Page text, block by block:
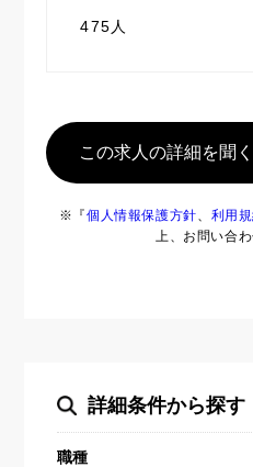
475人
この求人の詳細を聞く
※『個人情報保護方針、 利用
上、お問い合わ
詳細条件から探す
職種